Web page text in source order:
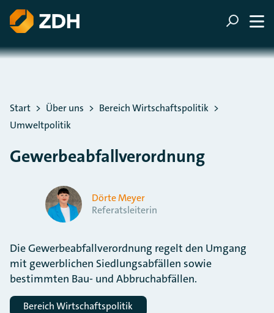
ZUM HAUPTINHALT SPRINGEN
ZUR SUCHE SPRINGEN
Sie befinden sich hier:
Start Über uns
Bereich Wirtschaftspolitik
Umweltpolitik
Gewerbeabfallverordnung
Dörte Meyer
Referatsleiterin
Die Gewerbeabfallverordnung regelt den Umgang
mit gewerblichen Siedlungsabfällen sowie
bestimmten Bau- und Abbruchabfällen.
Bereich Wirtschaftspolitik